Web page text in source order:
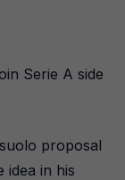
Serie A side
proposal
idea in his